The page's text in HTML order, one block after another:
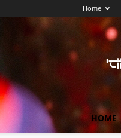
Home
HOME